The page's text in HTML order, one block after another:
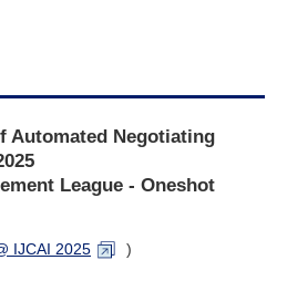
Automated Negotiating
League - Oneshot
IJCAI 2025 )